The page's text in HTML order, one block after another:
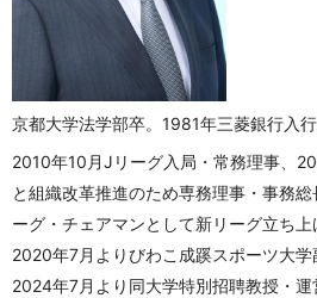
京都大学法学部卒。1981年三菱銀行入行
2010年10月Jリーグ入局・常務理事、
と組織改革推進のため専務理事・事務
ーグ・チェアマンとして新リーグ立ち上
2020年7月よりびわこ成蹊スポーツ大学
2024年7月より同大学特別招聘教授・運